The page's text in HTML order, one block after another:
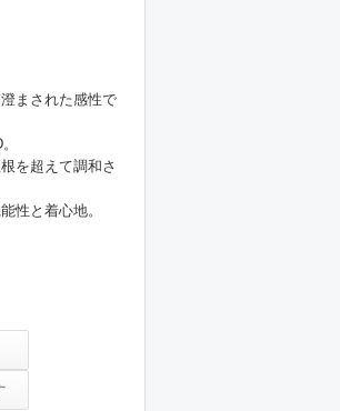
まされた感性で
を超えて調和さ
性と着心地。